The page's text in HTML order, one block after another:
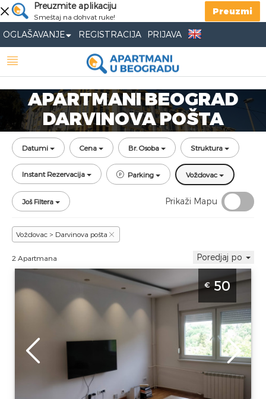
Preuzmite aplikaciju
Smeštaj na dohvat ruke!
Preuzmi
OGLAŠAVANJE REGISTRACIJA PRIJAVA
APARTMANI BEOGRAD
DARVINOVA POŠTA
Datumi Cena Br. Osoba Struktura
Instant Rezervacija Parking Voždovac
Još Filtera Prikaži Mapu
Voždovac > Darvinova pošta
2 Apartmana Poredjaj po
Dvosoban Apartman Vozdovac Beograd
Vozdovac Kompletno opremljen stan na
dan za 3 osobe
Lokacija:
Beograd
Voždovac
Gosti:
Kvadratura :51
Struktura :
€50